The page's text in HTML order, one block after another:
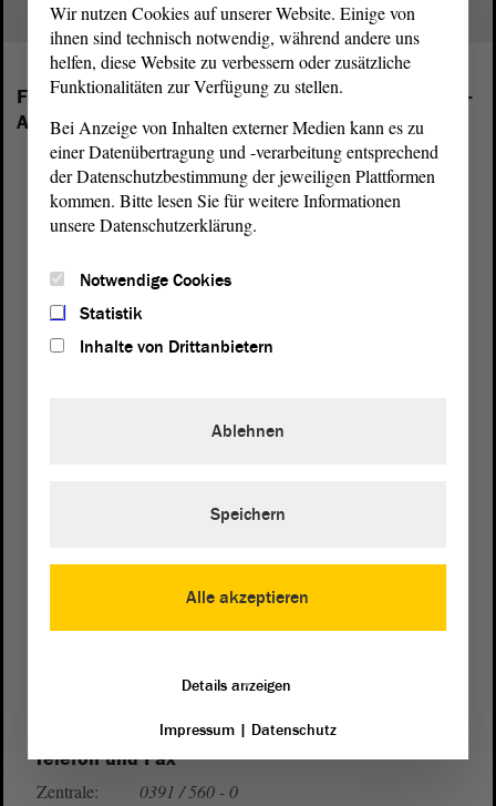
Folgende Fraktionen sind im Landtag von Sachsen-
Anhalt vertreten:
Telefon und Fax
Zentrale:
0391 / 560 - 0
Wir nutzen Cookies auf unserer Website. Einige von
ihnen sind technisch notwendig, während andere uns
helfen, diese Website zu verbessern oder zusätzliche
Funktionalitäten zur Verfügung zu stellen.
Bei Anzeige von Inhalten externer Medien kann es zu
einer Datenübertragung und -verarbeitung entsprechend
der Datenschutzbestimmung der jeweiligen Plattformen
kommen. Bitte lesen Sie für weitere Informationen
unsere Datenschutzerklärung.
Notwendige Cookies
Statistik
Inhalte von Drittanbietern
Alle akzeptieren
Ablehnen
Speichern
Details anzeigen
Impressum| Datenschutz